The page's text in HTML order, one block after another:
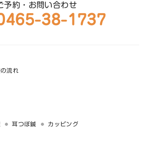
予約・お問い合わせ
38-1737
流れ
耳つぼ鍼 カッピング